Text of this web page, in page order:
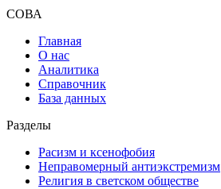
СОВА
Главная
О нас
Аналитика
Справочник
База данных
Разделы
Расизм и ксенофобия
Неправомерный антиэкстремизм
Религия в светском обществе